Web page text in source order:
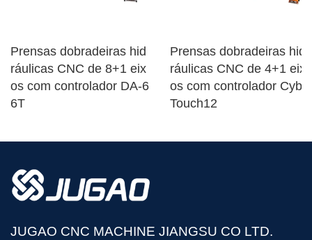
Prensas dobradeiras hid
ráulicas CNC de 8+1 eix
os com controlador DA-6
6T
Prensas dobradeiras hid
ráulicas CNC de 4+1 eix
os com controlador Cyb
Touch12
JUGAO CNC MACHINE JIANGSU CO LTD.